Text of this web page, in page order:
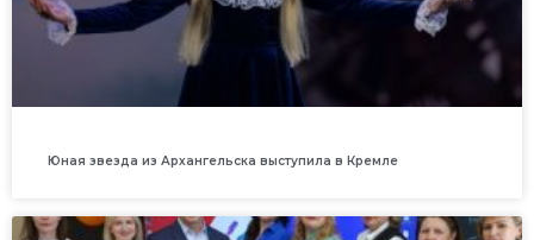
Юная звезда из Архангельска выступила в Кремле